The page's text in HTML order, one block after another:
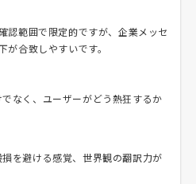
認範囲で限定的ですが、企業メッセ
合致しやすいです。
でなく、ユーザーがどう熱狂するか
を避ける感覚、世界観の翻訳力が